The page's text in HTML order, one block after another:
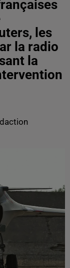
les
la radio
la